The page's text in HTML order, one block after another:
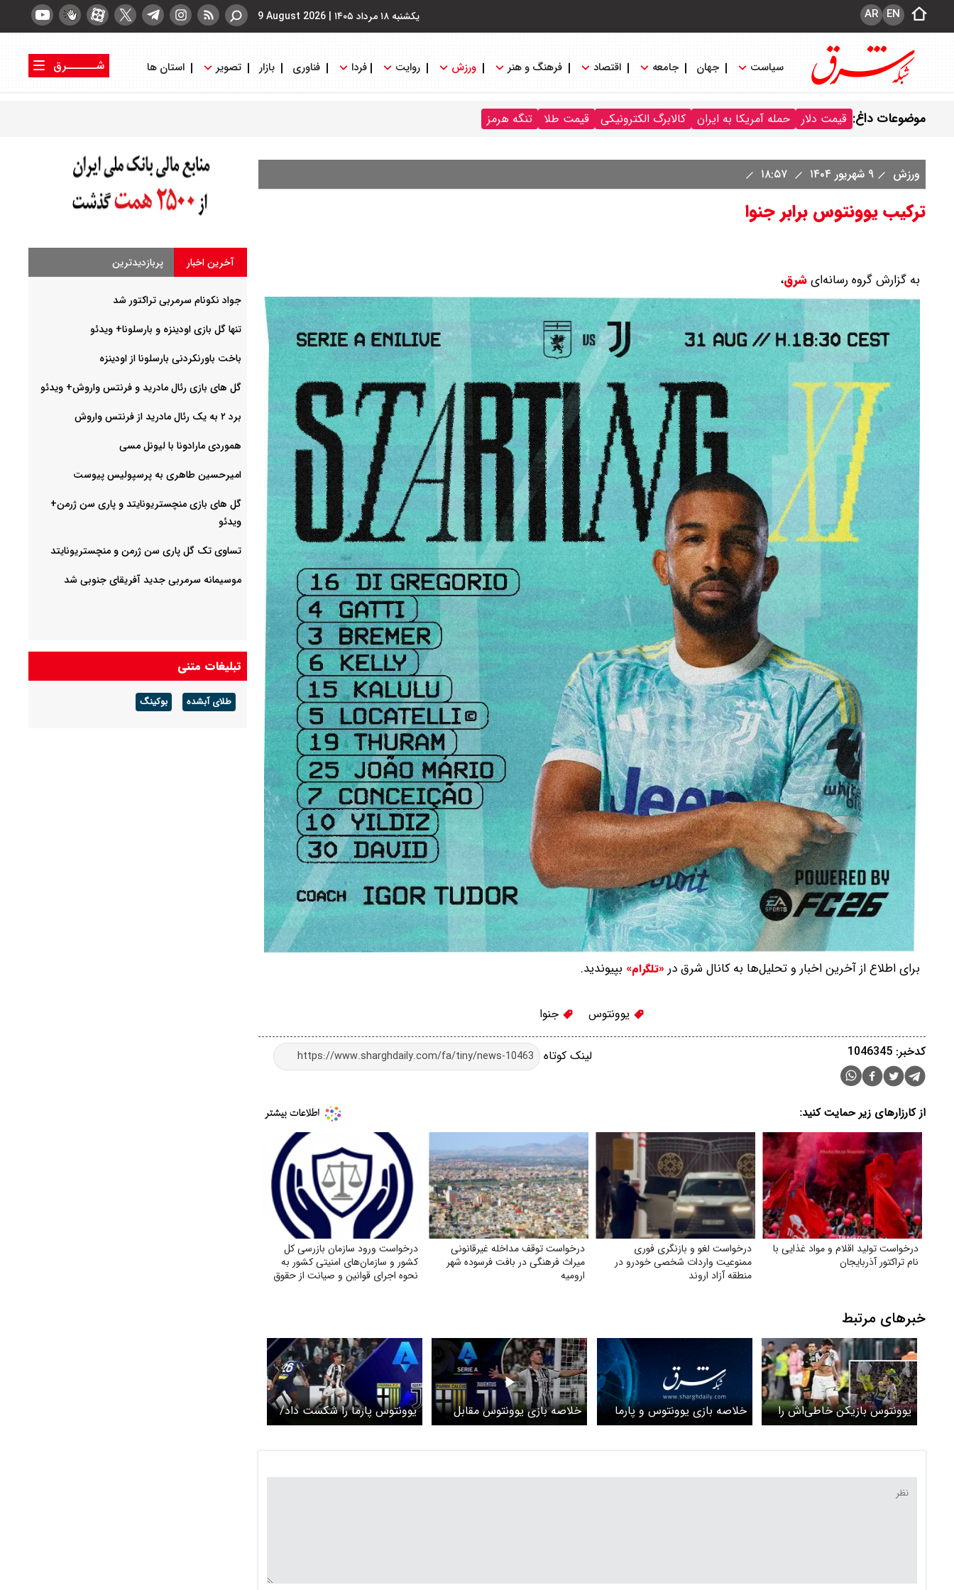
یکشنبه ۱۸ مرداد ۱۴۰۵ |
9 August 2026 EN
AR
سیاست جهان جامعه اقتصاد فرهنگ و هنر ورزش روایت فردا فناوری بازار تصویر استان ها
شــــــرق
موضوعات داغ: قیمت دلار حمله آمریکا به ایران کالابرگ الکترونیکی قیمت طلا تنگه هرمز
ورزش ۹ شهریور ۱۴۰۴
ترکیب یوونتوس برابر جنوا
به گزارش گروه رسانه‌ایشرق،
برای اطلاع از آخرین اخبار و تحلیل‌ها به کانال شرق در «تلگرام» بپیوندید.
یوونتوس جنوا
لینک کوتاه کدخبر: 1046345
از کارزارهای زیر حمایت کنید:
درخواست تولید اقلام و مواد غذایی با
نام تراکتور آذربایجان
درخواست لغو و بازنگری فوری
ممنوعیت واردات شخصی خودرو در
منطقه آزاد اروند
درخواست توقف مداخله غیرقانونی
میراث فرهنگی در بافت فرسوده شهر
ارومیه
درخواست ورود سازمان بازرسی کل
کشور و سازمان‌های امنیتی کشور به
نحوه اجرای قوانین و صیانت از حقوق
خبرهای مرتبط
یوونتوس بازیکن خاطی‌اش را
جریمه می‌کند
خلاصه بازی یوونتوس و پارما
خلاصه بازی یوونتوس مقابل
پارما را ببینید+ویدئو
یوونتوس پارما را شکست داد/
برتری با تیم ۱۰نفره
آخرین اخبار پربازدیدترین
جواد نکونام سرمربی تراکتور شد
تنها گل بازی اودینزه و بارسلونا+ ویدئو
باخت باورنکردنی بارسلونا از اودینزه
گل های بازی رئال مادرید و فرنتس واروش+ ویدئو
برد ۲ به یک رئال مادرید از فرنتس واروش
هموردی مارادونا با لیونل مسی
امیرحسین طاهری به پرسپولیس پیوست
گل های بازی منچستریونایتد و پاری سن ژرمن+
ویدئو
تساوی تک گل پاری سن ژرمن و منچستریونایتد
موسیمانه سرمربی جدید آفریقای جنوبی شد
تبلیغات متنی
طلای آبشده بوکینگ